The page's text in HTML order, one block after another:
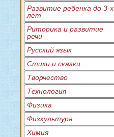
Развитие ребенка до 3-х
лет
Риторика и развитие
речи
Русский язык
Стихи и сказки
Творчество
Технология
Физика
Физкультура
Химия